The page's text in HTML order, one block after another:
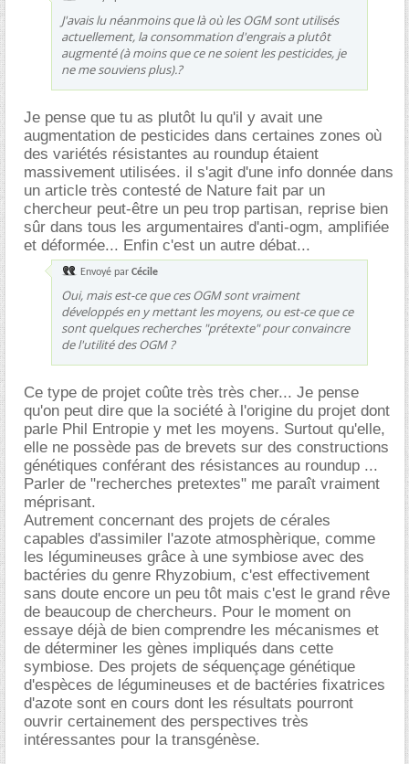
J'avais lu néanmoins que là où les OGM sont utilisés
actuellement, la consommation d'engrais a plutôt
augmenté (à moins que ce ne soient les pesticides, je
ne me souviens plus).?
Je pense que tu as plutôt lu qu'il y avait une
augmentation de pesticides dans certaines zones où
des variétés résistantes au roundup étaient
massivement utilisées. il s'agit d'une info donnée dans
un article très contesté de Nature fait par un
chercheur peut-être un peu trop partisan, reprise bien
sûr dans tous les argumentaires d'anti-ogm, amplifiée
et déformée... Enfin c'est un autre débat...
Envoyé par Cécile
Oui, mais est-ce que ces OGM sont vraiment
développés en y mettant les moyens, ou est-ce que ce
sont quelques recherches "prétexte" pour convaincre
de l'utilité des OGM ?
Ce type de projet coûte très très cher... Je pense
qu'on peut dire que la société à l'origine du projet dont
parle Phil Entropie y met les moyens. Surtout qu'elle,
elle ne possède pas de brevets sur des constructions
génétiques conférant des résistances au roundup ...
Parler de "recherches pretextes" me paraît vraiment
méprisant.
Autrement concernant des projets de cérales
capables d'assimiler l'azote atmosphèrique, comme
les légumineuses grâce à une symbiose avec des
bactéries du genre Rhyzobium, c'est effectivement
sans doute encore un peu tôt mais c'est le grand rêve
de beaucoup de chercheurs. Pour le moment on
essaye déjà de bien comprendre les mécanismes et
de déterminer les gènes impliqués dans cette
symbiose. Des projets de séquençage génétique
d'espèces de légumineuses et de bactéries fixatrices
d'azote sont en cours dont les résultats pourront
ouvrir certainement des perspectives très
intéressantes pour la transgénèse.